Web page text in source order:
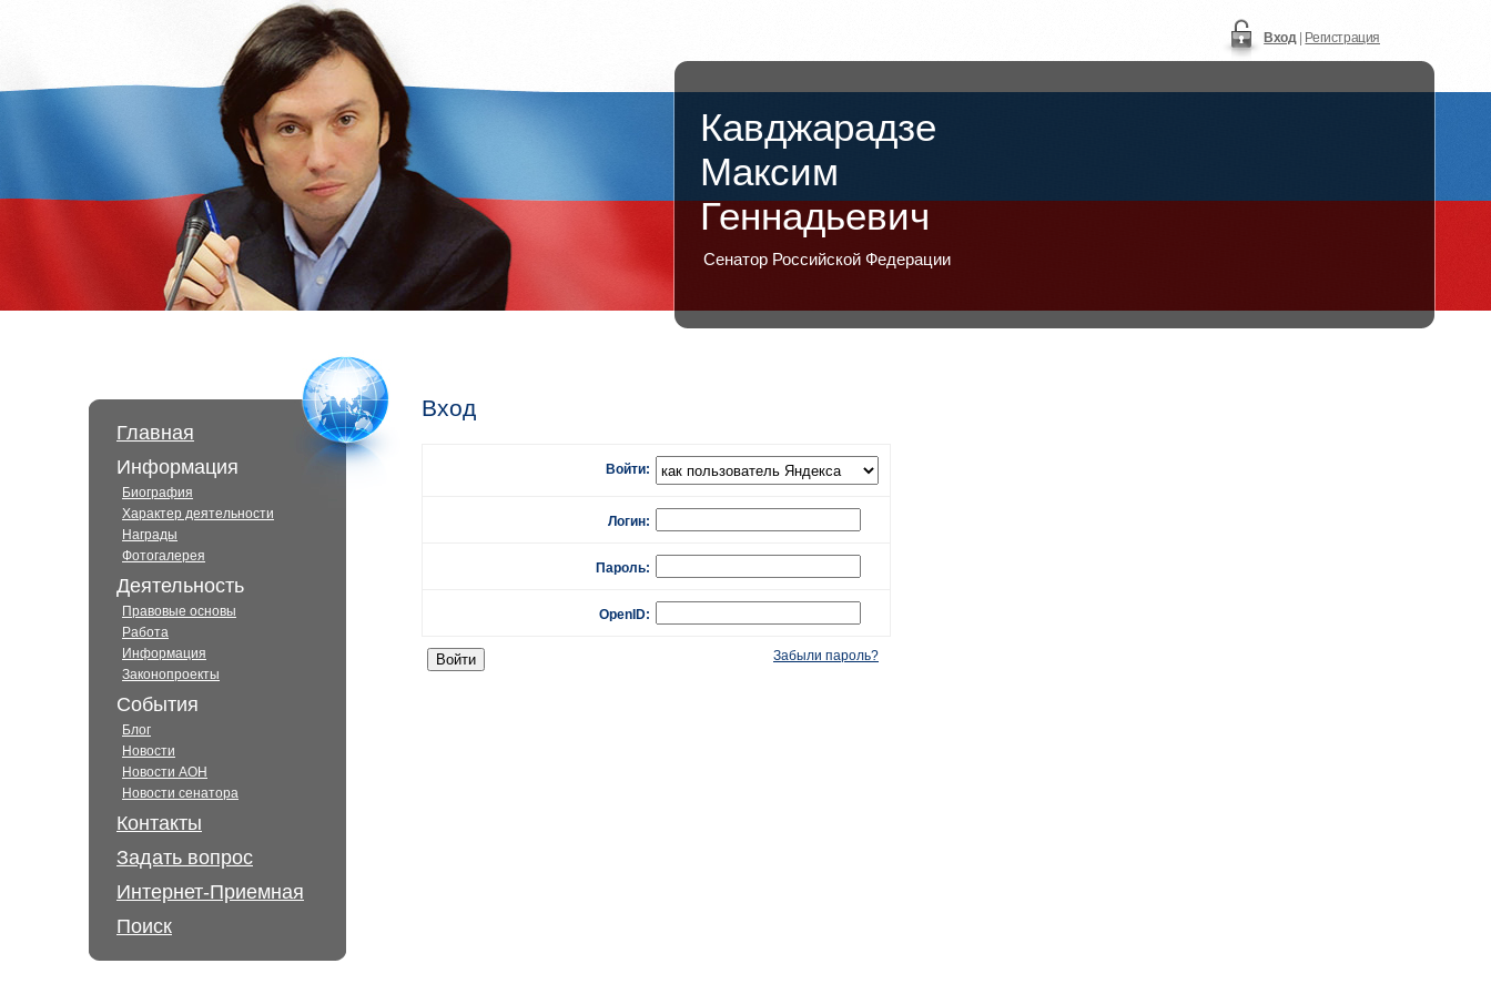
Вход| Регистрация
Кавджарадзе
Максим
Геннадьевич
Сенатор Российской Федерации
Главная
Информация
Биография
Характер деятельности
Награды
Фотогалерея
Деятельность
Правовые основы
Работа
Информация
Законопроекты
События
Блог
Новости
Новости АОН
Новости сенатора
Контакты
Задать вопрос
Интернет-Приемная
Поиск
Вход
Войти:
Логин:
Пароль:
OpenID:
Забыли пароль?